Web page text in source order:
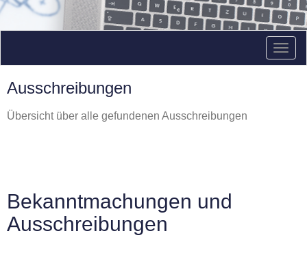
Ausschreibungen
Übersicht über alle gefundenen Ausschreibungen
Bekanntmachungen und
Ausschreibungen